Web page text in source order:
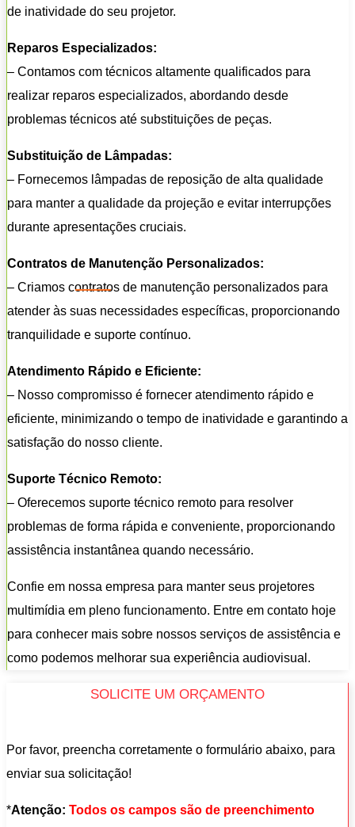
de inatividade do seu projetor.
Reparos Especializados:
– Contamos com técnicos altamente qualificados para
realizar reparos especializados, abordando desde
problemas técnicos até substituições de peças.
Substituição de Lâmpadas:
– Fornecemos lâmpadas de reposição de alta qualidade
para manter a qualidade da projeção e evitar interrupções
durante apresentações cruciais.
Contratos de Manutenção Personalizados:
– Criamos contratos de manutenção personalizados para
atender às suas necessidades específicas, proporcionando
tranquilidade e suporte contínuo.
Atendimento Rápido e Eficiente:
– Nosso compromisso é fornecer atendimento rápido e
eficiente, minimizando o tempo de inatividade e garantindo a
satisfação do nosso cliente.
Suporte Técnico Remoto:
– Oferecemos suporte técnico remoto para resolver
problemas de forma rápida e conveniente, proporcionando
assistência instantânea quando necessário.
Confie em nossa empresa para manter seus projetores
multimídia em pleno funcionamento. Entre em contato hoje
para conhecer mais sobre nossos serviços de assistência e
como podemos melhorar sua experiência audiovisual.
SOLICITE UM ORÇAMENTO
Por favor, preencha corretamente o formulário abaixo, para
enviar sua solicitação!
*Atenção: Todos os campos são de preenchimento